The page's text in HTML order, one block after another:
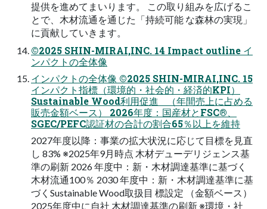
提供を進めてまいります。 この取り組みを広げるこ
とで、木材流通を通じた「持続可能 な森林の実現」
に貢献していきます。
©2025 SHIN-MIRAI,INC. 14 Impact outline イ
ンパクトの全体像
インパクトの全体像 ©2025 SHIN-MIRAI,INC. 15
インパクト指標（環境的・社会的・経済的KPI）
Sustainable Wood利用促進 （年間売上に占める
販売金額ベース） 2026年度：国産材とFSC®、
SGEC/PEFC認証材の合計の割合65％以上を維持
2027年度以降：事業の拡大状況に応じて目標を見直
し 83% ※2025年9月時点 木材デューデリジェンス基
準の刷新 2026 年度中：新・木材調達基準に基づく
木材流通100％ 2030 年度中：新・木材調達基準に基
づくSustainable Wood取扱目 標設定 （金額ベース）
2025年度中に自社 木材調達基準の刷新 ※環境・社